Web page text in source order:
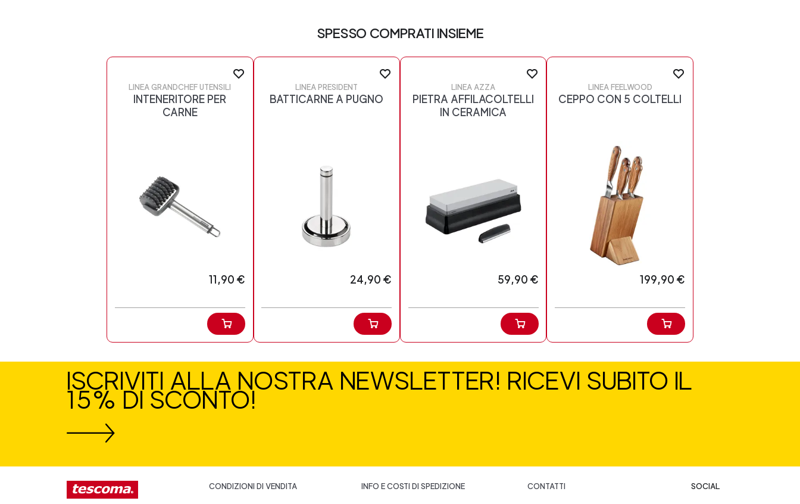
SPESSO COMPRATI INSIEME
LINEA GRANDCHEF UTENSILI
INTENERITORE PER
CARNE
11,90 €
LINEA PRESIDENT
BATTICARNE A PUGNO
24,90 €
LINEA AZZA
PIETRA AFFILACOLTELLI
IN CERAMICA
59,90 €
LINEA FEELWOOD
CEPPO CON 5 COLTELLI
199,90 €
ISCRIVITI ALLA NOSTRA NEWSLETTER! RICEVI SUBITO IL
15% DI SCONTO!
CONDIZIONI DI VENDITA INFO E COSTI DI SPEDIZIONE CONTATTI SOCIAL